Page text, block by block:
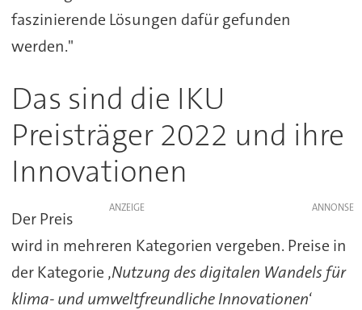
faszinierende Lösungen dafür gefunden
werden."
Das sind die IKU
Preisträger 2022 und ihre
Innovationen
ANZEIGE
Der Preis
wird in mehreren Kategorien vergeben. Preise in
der Kategorie ‚Nutzung des digitalen Wandels für
klima- und umweltfreundliche Innovationen‘